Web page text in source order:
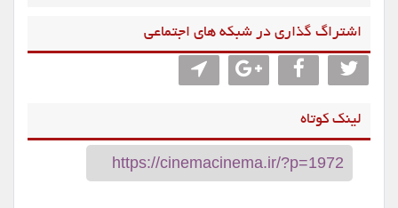
اشتراگ گذاری در شبکه های اجتماعی
لینک کوتاه